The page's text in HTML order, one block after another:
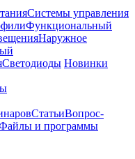
Системы управления
Функциональный
Наружное
Светодиоды Новинки
СтатьиВопрос-
и программы